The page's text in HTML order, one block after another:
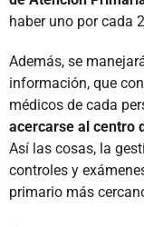
haber uno por cada
Además, se
información, que
médicos de cada
acercarse al centro
Así las cosas, la
controles y
primario más